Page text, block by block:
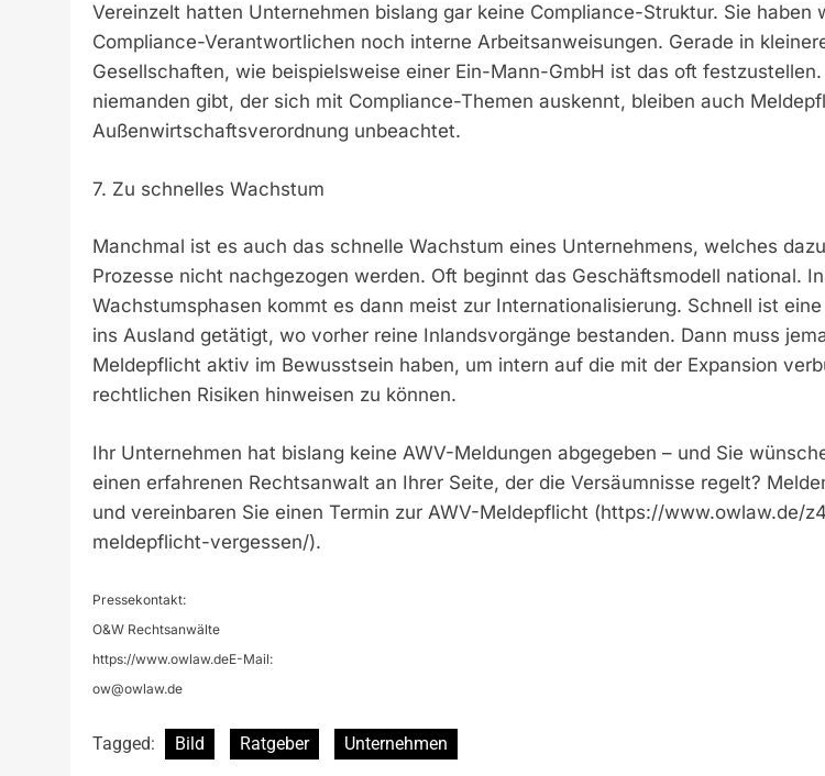
Vereinzelt hatten Unternehmen bislang gar keine Compliance-Struktur. Sie haben
Compliance-Verantwortlichen noch interne Arbeitsanweisungen. Gerade in
Gesellschaften, wie beispielsweise einer Ein-Mann-GmbH ist das oft festzustellen.
niemanden gibt, der sich mit Compliance-Themen auskennt, bleiben auch
Außenwirtschaftsverordnung unbeachtet.
7. Zu schnelles Wachstum
Manchmal ist es auch das schnelle Wachstum eines Unternehmens, welches
Prozesse nicht nachgezogen werden. Oft beginnt das Geschäftsmodell national. In
Wachstumsphasen kommt es dann meist zur Internationalisierung. Schnell ist
ins Ausland getätigt, wo vorher reine Inlandsvorgänge bestanden. Dann muss
Meldepflicht aktiv im Bewusstsein haben, um intern auf die mit der Expansion
rechtlichen Risiken hinweisen zu können.
Ihr Unternehmen hat bislang keine AWV-Meldungen abgegeben – und Sie
einen erfahrenen Rechtsanwalt an Ihrer Seite, der die Versäumnisse regelt?
und vereinbaren Sie einen Termin zur AWV-Meldepflicht (https://www.owlaw.de/
meldepflicht-vergessen/).
Pressekontakt:
O&W Rechtsanwälte
https://www.owlaw.deE-Mail:
ow@owlaw.de
Tagged: Bild Ratgeber Unternehmen